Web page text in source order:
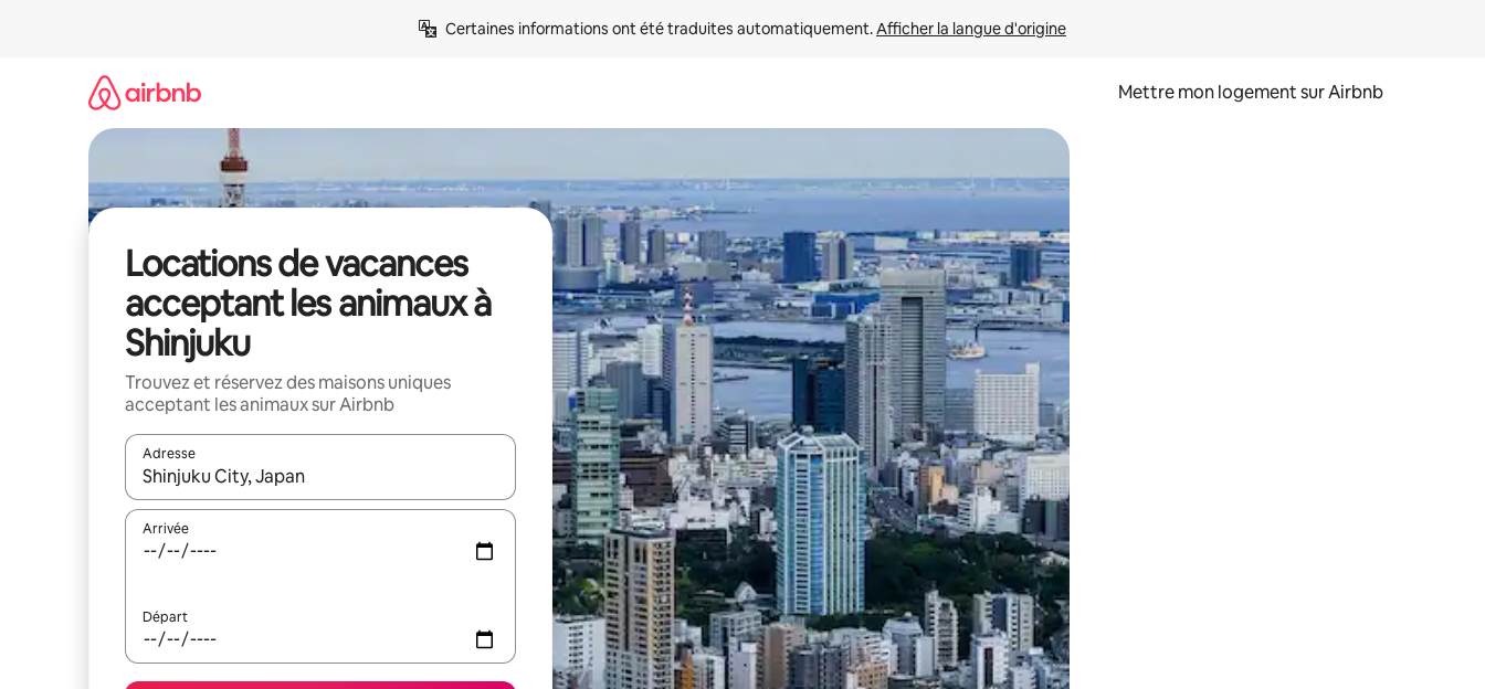
Certaines informations ont été traduites automatiquement. Afficher la langue d'origine
Mettre mon logement sur Airbnb
Locations de vacances
acceptant les animaux à
Shinjuku
Trouvez et réservez des maisons uniques
acceptant les animaux sur Airbnb
Adresse
Lorsque les résultats s'affichent, utilisez les flèches vers le haut et vers le bas pour les parcourir ou en appuyant et en faisant glisser.
Arrivée
Départ